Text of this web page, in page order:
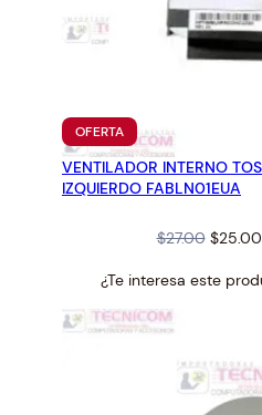
OFERTAPRODUCTO
EN
OFERTA
VENTILADOR INTERNO
IZQUIERDO FABLN01EUA
$27.00 Original
was:
$25.00
¿Te interesa este